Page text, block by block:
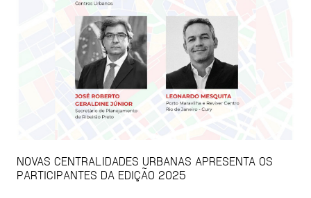
NOVAS CENTRALIDADES URBANAS APRESENTA OS
PARTICIPANTES DA EDIÇÃO 2025